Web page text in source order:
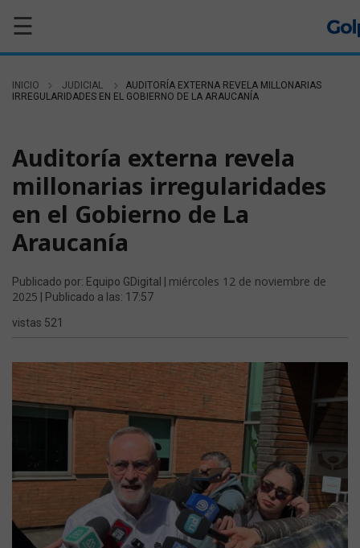
☰
INICIO JUDICIAL
AUDITORÍA EXTERNA REVELA MILLONARIAS
IRREGULARIDADES EN EL GOBIERNO DE LA ARAUCANÍA
Auditoría externa revela
millonarias irregularidades
en el Gobierno de La
Araucanía
Publicado por: Equipo GDigital | miércoles 12 de noviembre de
2025 | Publicado a las: 17:57
vistas 521